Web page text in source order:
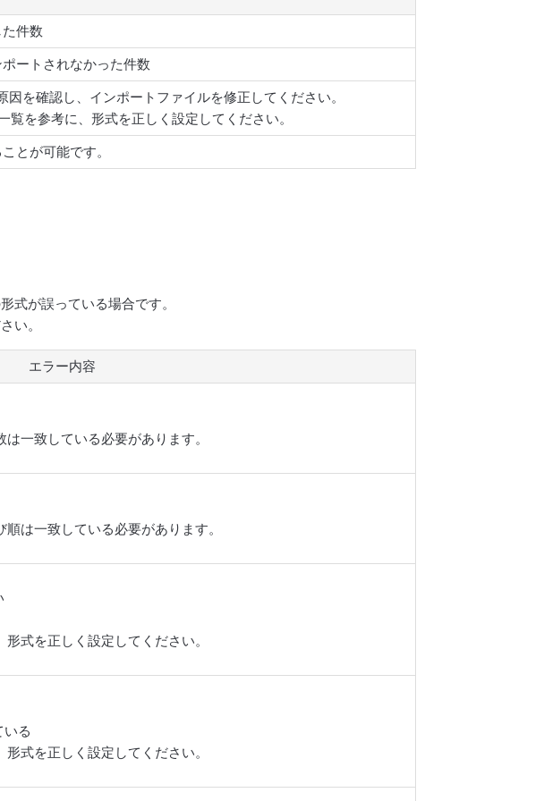
件数
ートされなかった件数
因を確認し、インポートファイルを修正してください。
覧を参考に、形式を正しく設定してください。
とが可能です。
式が誤っている場合です。
い。
エラー内容
一致している必要があります。
は一致している必要があります。
式を正しく設定してください。
る
式を正しく設定してください。